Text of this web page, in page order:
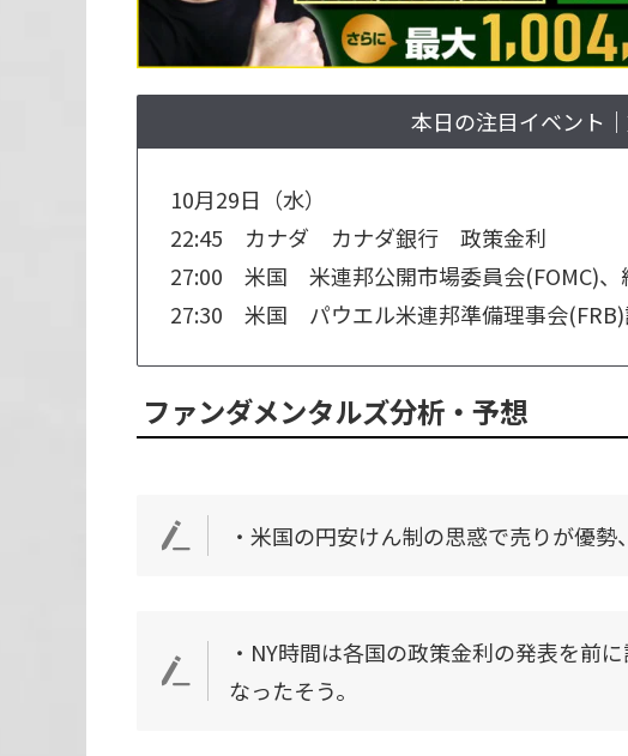
本日の注目イベント
10月29日（水）
22:45 カナダ カナダ銀行 政策金利
27:00 米国 米連邦公開市場委員会(FOMC)、
27:30 米国 パウエル米連邦準備理事会(FRB)
ファンダメンタルズ分析・予想
・米国の円安けん制の思惑で売りが優
・NY時間は各国の政策金利の発表を前
なったそう。